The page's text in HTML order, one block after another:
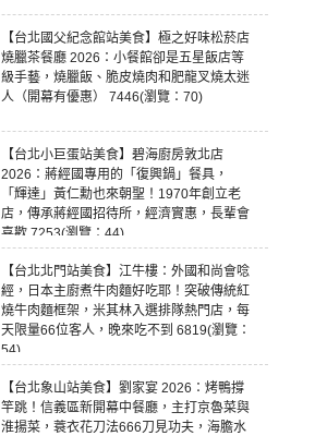
【台北國父紀念館站美食】極之好味松菸店
燒臘茶餐廳 2026：小餐館卻是五星飯店等
級手藝，燒臘飯、脆皮燒肉和肥龍叉燒太迷
人（開幕有優惠） 7446(瀏覽：70)
【台北小巨蛋站美食】碧海廚房敦北店
2026：蔣經國專用的「復興鍋」餐具，
「輝達」黃仁勳也來朝聖！1970年創立老
店，傳承蔣經國招待所，經濟實惠，長輩會
喜歡 7253(瀏覽：44)
【台北北門站美食】江牛樓：外國和尚會唸
經，日本主廚煮牛肉麵好吃耶！突破傳統紅
燒牛肉麵框架，米其林入選排隊熱門店，每
天限量66位客人，晚來吃不到 6819(瀏覽：
54)
【台北象山站美食】劉家宴 2026：烤鴨撐
竿跳！信義區新開幕中餐廳，主打京魯菜與
淮揚菜，蓑衣花刀法666刀見功夫，海膽水